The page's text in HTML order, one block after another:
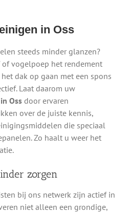
in Oss
steeds minder glanzen?
vogelpoep het rendement
dak op gaan met een spons
Laat daarom uw
Ossdoor ervaren
over de juiste kennis,
die speciaal
Zo haalt u weer het
zorgen
bij ons netwerk zijn actief in
niet alleen een grondige,